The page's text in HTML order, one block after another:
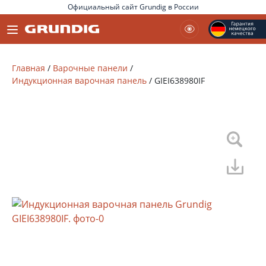
Официальный сайт Grundig в России
Главная / Варочные панели /
Индукционная варочная панель / GIEI638980IF